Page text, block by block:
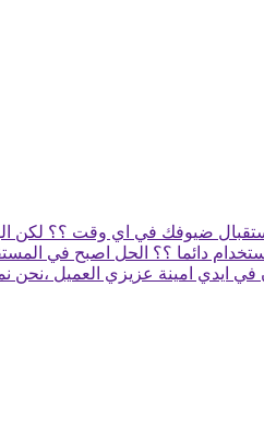
لاستقبال ضيوفك في اي وقت ؟؟
دائما ؟؟ الحل اصبح في